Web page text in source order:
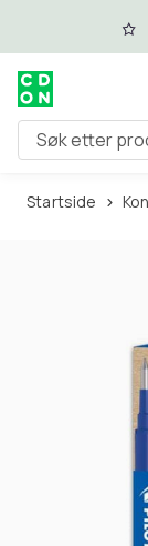
Hopp til
Søk etter
Startside